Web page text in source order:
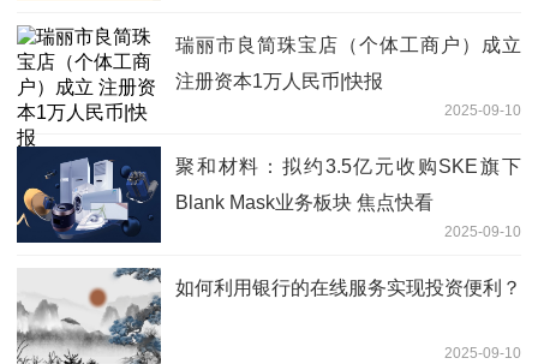
瑞丽市良简珠宝店（个体工商户）成立
注册资本1万人民币|快报
2025-09-10
聚和材料：拟约3.5亿元收购SKE旗下
Blank Mask业务板块 焦点快看
2025-09-10
如何利用银行的在线服务实现投资便利？
2025-09-10